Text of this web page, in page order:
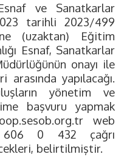
ve Sanatkarlar
tarihli 2023/499
(uzaktan) Eğitim
Esnaf, Sanatkarlar
onayı ile
yapılacağı.
yönetim ve
başvuru yapmak
web
606 0 432 çağrı
belirtilmiştir.